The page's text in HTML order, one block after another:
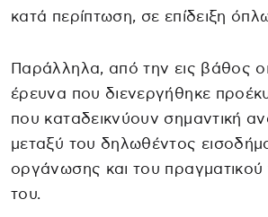
κατά περίπτωση, σε επίδειξη
Παράλληλα, από την εις βάθος
έρευνα που διενεργήθηκε
που καταδεικνύουν σημαντική
μεταξύ του δηλωθέντος
οργάνωσης και του
του.